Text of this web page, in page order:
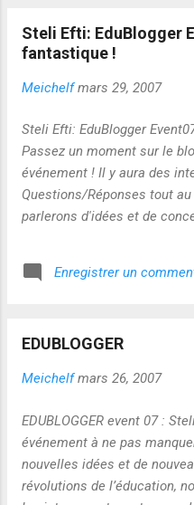
Differentiation for Dummies
New technology and
Haslam on The Need for
Long Term Memory /
break - 23:00 - Joshua
ToNet on Socialnetworking
Education ...
Steli Efti: EduBlogger
fantastique !
Meichelf mars 29, 2007
Steli Efti: EduBlogger
Passez un moment sur le
événement ! Il y aura des
Questions/Réponses tout
parlerons d'idées et de
gens intéressés par ce
commentaires et des
première session : 19
de paris) et plus pour les
interventions 19:00 - hj
Services for Developing
Differentiation for Dummies
New technology and
Enregistrer un
EDUBLOGGER
Meichelf mars 26, 2007
EDUBLOGGER event 07 :
événement à ne pas
nouvelles idées et de
révolutions de l’éducation,